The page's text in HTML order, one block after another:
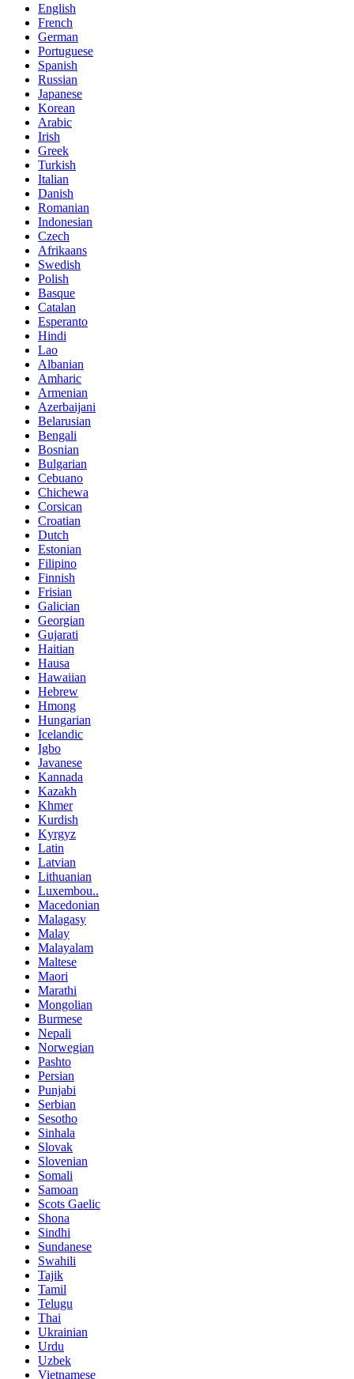
English
French
German
Portuguese
Spanish
Russian
Japanese
Korean
Arabic
Irish
Greek
Turkish
Italian
Danish
Romanian
Indonesian
Czech
Afrikaans
Swedish
Polish
Basque
Catalan
Esperanto
Hindi
Lao
Albanian
Amharic
Armenian
Azerbaijani
Belarusian
Bengali
Bosnian
Bulgarian
Cebuano
Chichewa
Corsican
Croatian
Dutch
Estonian
Filipino
Finnish
Frisian
Galician
Georgian
Gujarati
Haitian
Hausa
Hawaiian
Hebrew
Hmong
Hungarian
Icelandic
Igbo
Javanese
Kannada
Kazakh
Khmer
Kurdish
Kyrgyz
Latin
Latvian
Lithuanian
Luxembou..
Macedonian
Malagasy
Malay
Malayalam
Maltese
Maori
Marathi
Mongolian
Burmese
Nepali
Norwegian
Pashto
Persian
Punjabi
Serbian
Sesotho
Sinhala
Slovak
Slovenian
Somali
Samoan
Scots Gaelic
Shona
Sindhi
Sundanese
Swahili
Tajik
Tamil
Telugu
Thai
Ukrainian
Urdu
Uzbek
Vietnamese